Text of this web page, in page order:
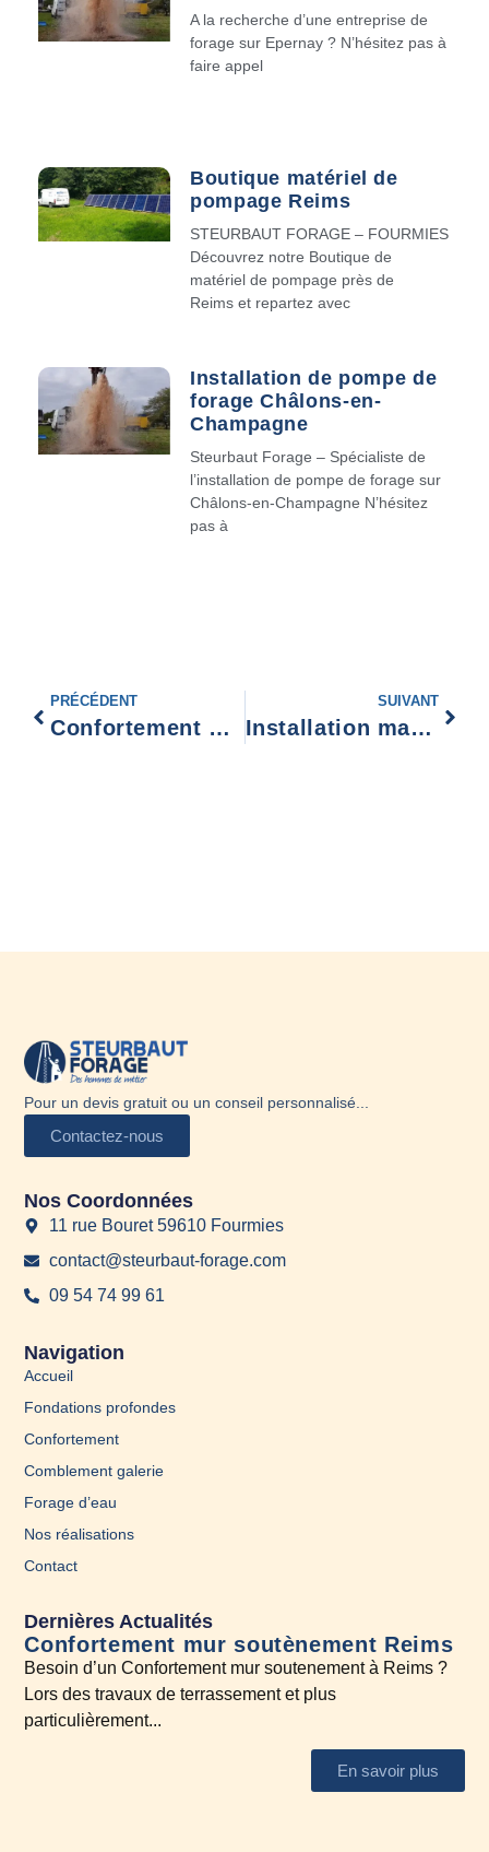
A la recherche d’une entreprise de
forage sur Epernay ? N’hésitez pas à
faire appel
Boutique matériel de
pompage Reims
STEURBAUT FORAGE – FOURMIES
Découvrez notre Boutique de
matériel de pompage près de
Reims et repartez avec
Installation de pompe de
forage Châlons-en-
Champagne
Steurbaut Forage – Spécialiste de
l’installation de pompe de forage sur
Châlons-en-Champagne N’hésitez
pas à
PRÉCÉDENT
Confortement mur soutènement Soissons
SUIVANT
Installation matériel de pompage Fourmies
Pour un devis gratuit ou un conseil personnalisé...
Contactez-nous
Navigation
Accueil
Fondations profondes
Confortement
Comblement galerie
Forage d’eau
Nos réalisations
Contact
Nos Coordonnées
11 rue Bouret 59610 Fourmies
contact@steurbaut-forage.com
09 54 74 99 61
Dernières Actualités
Confortement mur soutènement Reims
Besoin d’un Confortement mur soutenement à Reims ?
Lors des travaux de terrassement et plus
particulièrement...
En savoir plus